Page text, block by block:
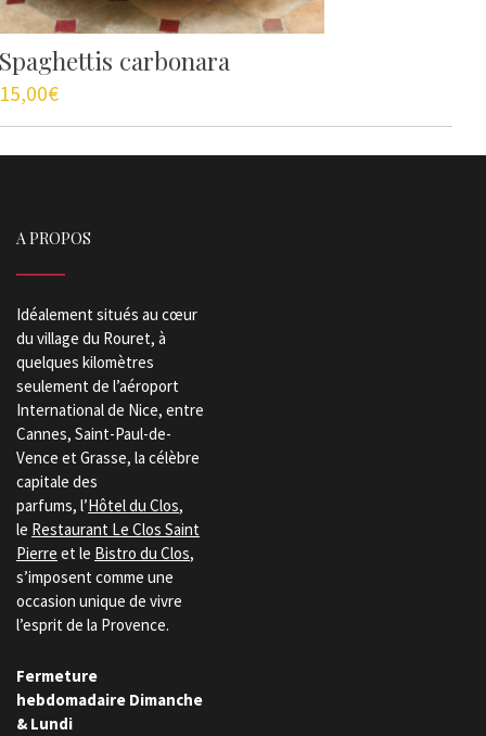
Spaghettis carbonara
15,00€
A PROPOS
Idéalement situés au cœur
du village du Rouret, à
quelques kilomètres
seulement de l’aéroport
International de Nice, entre
Cannes, Saint-Paul-de-
Vence et Grasse, la célèbre
capitale des
parfums, l’Hôtel du Clos,
le Restaurant Le Clos Saint
Pierre et le Bistro du Clos,
s’imposent comme une
occasion unique de vivre
l’esprit de la Provence.
Fermeture
hebdomadaire Dimanche
& Lundi